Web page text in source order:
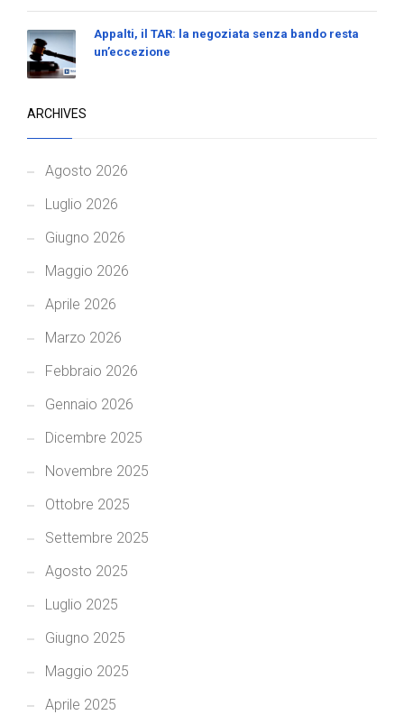
Appalti, il TAR: la negoziata senza bando resta
un’eccezione
ARCHIVES
Agosto 2026
Luglio 2026
Giugno 2026
Maggio 2026
Aprile 2026
Marzo 2026
Febbraio 2026
Gennaio 2026
Dicembre 2025
Novembre 2025
Ottobre 2025
Settembre 2025
Agosto 2025
Luglio 2025
Giugno 2025
Maggio 2025
Aprile 2025